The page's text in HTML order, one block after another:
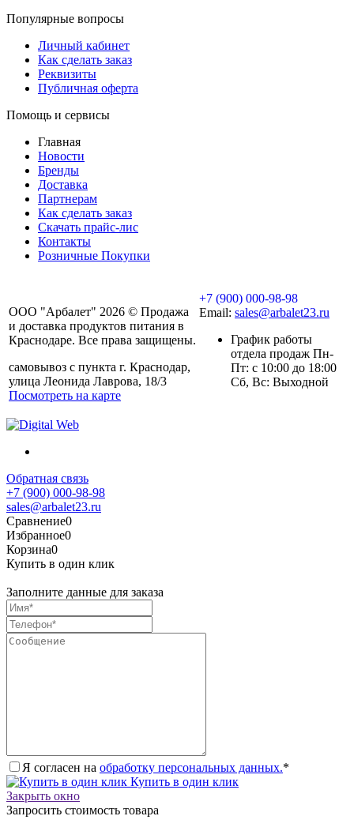
Популярные вопросы
Личный кабинет
Как сделать заказ
Реквизиты
Публичная оферта
Помощь и сервисы
Главная
Новости
Бренды
Доставка
Партнерам
Как сделать заказ
Скачать прайс-лис
Контакты
Розничные Покупки
ООО "Арбалет" 2026 © Продажа
и доставка продуктов питания в
Краснодаре. Все права защищены.
самовывоз с пункта г. Краснодар,
улица Леонида Лаврова, 18/3
Посмотреть на карте
+7 (900) 000-98-98
Email: sales@arbalet23.ru
График работы
отдела продаж Пн-
Пт: с 10:00 до 18:00
Сб, Вс: Выходной
Обратная связь
+7 (900) 000-98-98
sales@arbalet23.ru
Сравнение0
Избранное0
Корзина0
Купить в один клик
Заполните данные для заказа
Я согласен на обработку персональных данных.*
Купить в один клик
Закрыть окно
Запросить стоимость товара